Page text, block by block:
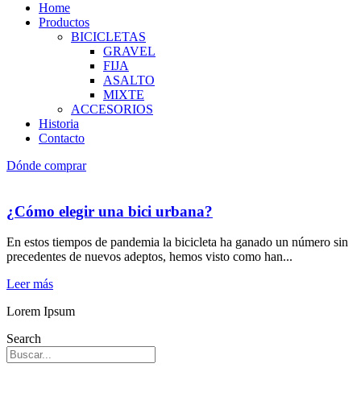
Home
Productos
BICICLETAS
GRAVEL
FIJA
ASALTO
MIXTE
ACCESORIOS
Historia
Contacto
Dónde comprar
¿Cómo elegir una bici urbana?
En estos tiempos de pandemia la bicicleta ha ganado un número sin
precedentes de nuevos adeptos, hemos visto como han...
Leer más
Lorem Ipsum
Search